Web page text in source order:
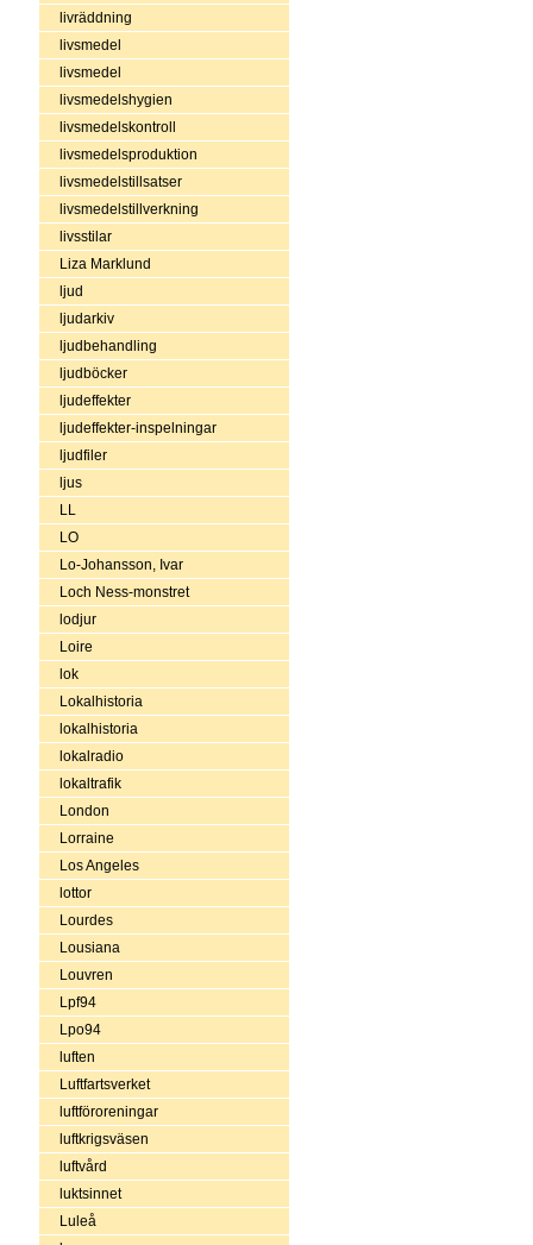
livräddning
livsmedel
livsmedel
livsmedelshygien
livsmedelskontroll
livsmedelsproduktion
livsmedelstillsatser
livsmedelstillverkning
livsstilar
Liza Marklund
ljud
ljudarkiv
ljudbehandling
ljudböcker
ljudeffekter
ljudeffekter-inspelningar
ljudfiler
ljus
LL
LO
Lo-Johansson, Ivar
Loch Ness-monstret
lodjur
Loire
lok
Lokalhistoria
lokalhistoria
lokalradio
lokaltrafik
London
Lorraine
Los Angeles
lottor
Lourdes
Lousiana
Louvren
Lpf94
Lpo94
luften
Luftfartsverket
luftföroreningar
luftkrigsväsen
luftvård
luktsinnet
Luleå